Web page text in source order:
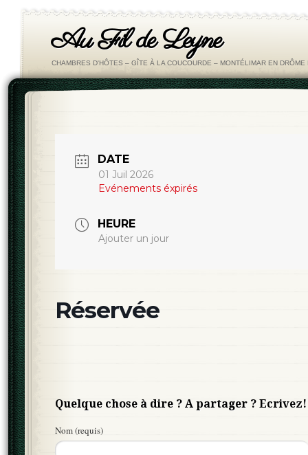
Au Fil de Leyne
CHAMBRES D'HÔTES – GÎTE À LA COUCOURDE – MONTÉLIMAR EN DRÔME
DATE
01 Juil 2026
Evénements éxpirés
HEURE
Ajouter un jour
Réservée
Quelque chose à dire ? A partager ? Ecrivez!
Nom (requis)